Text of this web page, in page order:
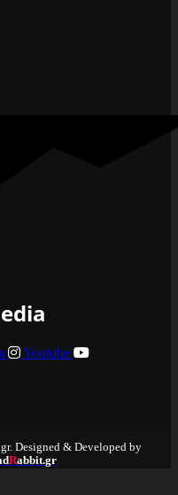
Youtube
Designed & Developed by
Rabbit.gr